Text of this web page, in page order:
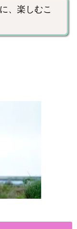
、楽しむこ